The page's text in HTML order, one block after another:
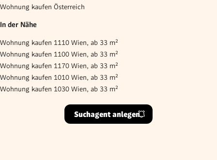
Wohnung kaufen Österreich
In der Nähe
Wohnung kaufen 1110 Wien, ab 33 m²
Wohnung kaufen 1100 Wien, ab 33 m²
Wohnung kaufen 1170 Wien, ab 33 m²
Wohnung kaufen 1010 Wien, ab 33 m²
Wohnung kaufen 1030 Wien, ab 33 m²
Suchagent anlegen